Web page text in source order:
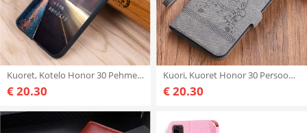
Kuoret, Kotelo Honor 30 Pehmeä Neste Silikoni Suuntaus Puhelimen Kuori Sininen
€ 20.30
Kuori, Kuoret Honor 30 Persoonallisuus Vuosikerta Nahkakuori Murtumaton Harmaa
€ 20.30